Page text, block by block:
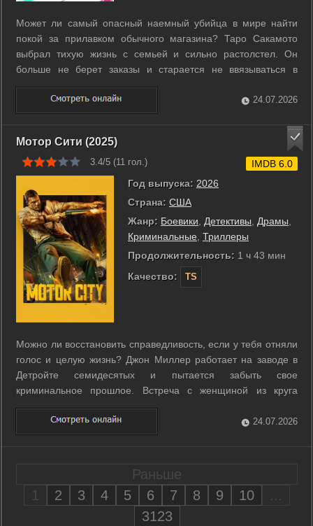
Может ли самый опасный наемный убийца в мире найти
покой за прилавком обычного магазина? Таро Сакамото
выбрал тихую жизнь с семьей и сильно растолстел. Он
больше не берет заказы и старается не ввязываться в
драки. Прошлое не отпускает легенду преступного мира так
просто. За его голову назначили награду, поэтому в магазин
постоянно наведываются ...
24.07.2026
Мотор Сити (2025)
3.4/5 (11 гол.)
Год выпуска: 2026
Страна: США
Жанр: Боевики, Детективы, Драмы,
Криминальные, Триллеры
Продолжительность: 1 ч 43 мин
Качество:
TS
IMDB 6.0
Можно ли восстановить справедливость, если у тебя отняли
голос и целую жизнь? Джон Миллер работает на заводе в
Детройте семидесятых и пытается забыть свое
криминальное прошлое. Встреча с женщиной из круга
влиятельного гангстера оборачивается для него ловушкой.
Героя подставляют, обрекая на долгие годы за решеткой за
преступление, которого он не ...
24.07.2026
Раньше
1
2 3 4 5 6 7 8 9 10
...
3123